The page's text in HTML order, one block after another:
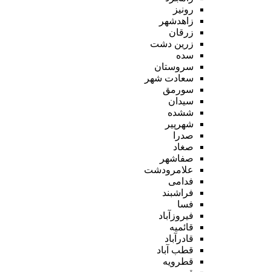
رونیز
زاهدشهر
زرقان
زرین دشت
سده
سروستان
سعادت شهر
سورمق
سیدان
ششده
شهرپیر
صدرا
صغاد
صفاشهر
علامرودشت
فدامی
فراشبند
فسا
فیروزآباد
قائمیه
قادرآباد
قطب آباد
قطرویه